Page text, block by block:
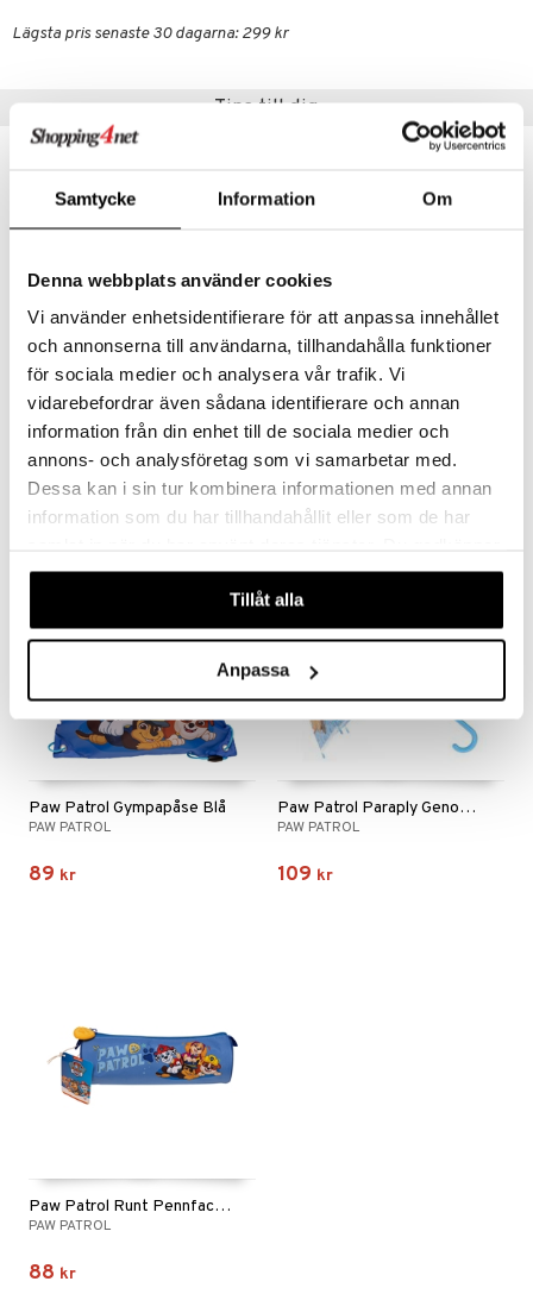
Samtycke Information Om
Denna webbplats använder cookies
Vi använder enhetsidentifierare för att anpassa innehållet
och annonserna till användarna, tillhandahålla funktioner
för sociala medier och analysera vår trafik. Vi
vidarebefordrar även sådana identifierare och annan
information från din enhet till de sociala medier och
annons- och analysföretag som vi samarbetar med.
Dessa kan i sin tur kombinera informationen med annan
information som du har tillhandahållit eller som de har
våra cookies vid fortsatt användande av vår webbplats.
Tillåt alla
Anpassa
Lägsta pris senaste 30 dagarna: 299 kr
Tips till dig
Paw Patrol Matlåda med 3 Fack Blå
PAW PATROL
99
Paw Patrol Ficklampa LED
PAW PATROL
79
Paw Patrol Gympapåse Blå
PAW PATROL
89 kr
Paw Patrol Paraply Genomskinligt
PAW PATROL
109 kr
Paw Patrol Runt Pennfack Blå
PAW PATROL
88 kr
Patrol
Långstrump
Mario